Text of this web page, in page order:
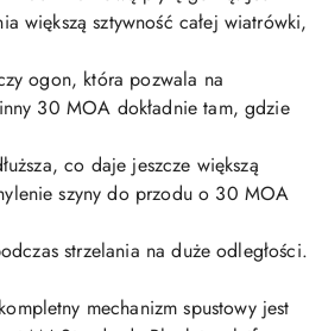
większą sztywność całej wiatrówki,
ogon, która pozwala na
30 MOA dokładnie tam, gdzie
co daje jeszcze większą
szyny do przodu o 30 MOA
strzelania na duże odległości.
mechanizm spustowy jest